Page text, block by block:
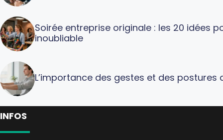
Soirée entreprise originale : les 20 idées
inoubliable
L’importance des gestes et des postures
INFOS